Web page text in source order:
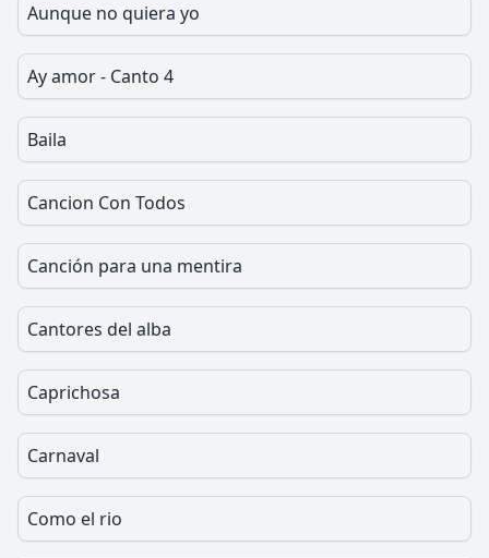
Aunque no quiera yo
Ay amor - Canto 4
Baila
Cancion Con Todos
Canción para una mentira
Cantores del alba
Caprichosa
Carnaval
Como el rio